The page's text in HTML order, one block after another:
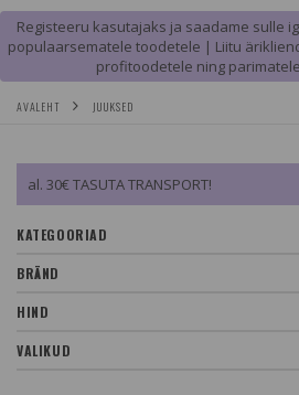
Registeeru kasutajaks ja saadame sulle
populaarsematele toodetele | Liitu
profitoodetele ning
AVALEHT JUUKSED
al. 30€ TASUTA TRANSPORT!
KATEGOORIAD
BRÄND
HIND
VALIKUD